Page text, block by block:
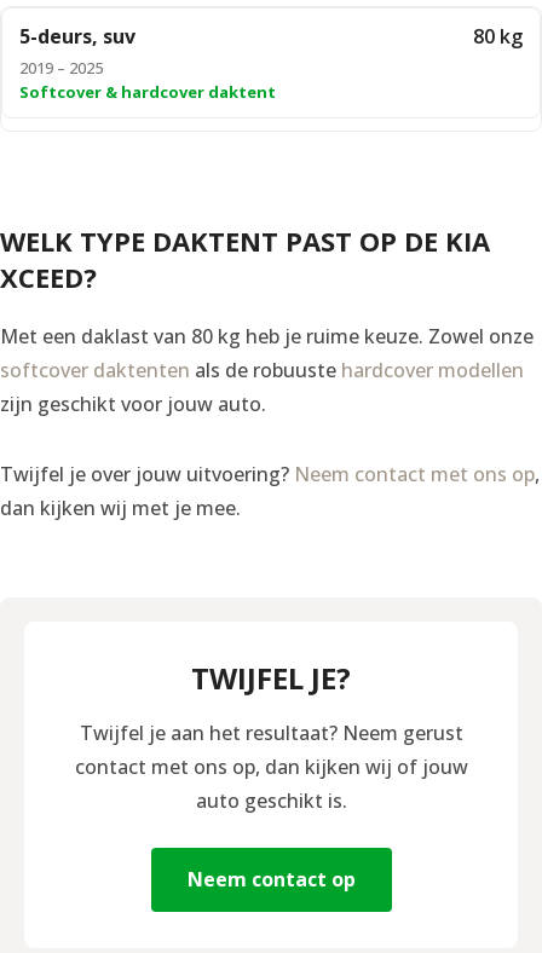
5-deurs, suv
2019 – 2025
80 kg
Softcover & hardcover daktent
WELK TYPE DAKTENT PAST OP DE KIA
XCEED?
Met een daklast van 80 kg heb je ruime keuze. Zowel onze
softcover daktenten als de robuuste hardcover modellen
zijn geschikt voor jouw auto.
Twijfel je over jouw uitvoering? Neem contact met ons op,
dan kijken wij met je mee.
TWIJFEL JE?
Twijfel je aan het resultaat? Neem gerust
contact met ons op, dan kijken wij of jouw
auto geschikt is.
Neem contact op